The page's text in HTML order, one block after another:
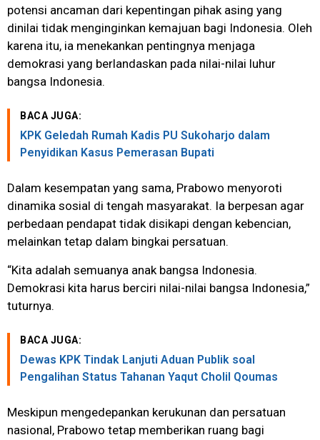
potensi ancaman dari kepentingan pihak asing yang
dinilai tidak menginginkan kemajuan bagi Indonesia. Oleh
karena itu, ia menekankan pentingnya menjaga
demokrasi yang berlandaskan pada nilai-nilai luhur
bangsa Indonesia.
BACA JUGA:
KPK Geledah Rumah Kadis PU Sukoharjo dalam
Penyidikan Kasus Pemerasan Bupati
Dalam kesempatan yang sama, Prabowo menyoroti
dinamika sosial di tengah masyarakat. Ia berpesan agar
perbedaan pendapat tidak disikapi dengan kebencian,
melainkan tetap dalam bingkai persatuan.
“Kita adalah semuanya anak bangsa Indonesia.
Demokrasi kita harus berciri nilai-nilai bangsa Indonesia,”
tuturnya.
BACA JUGA:
Dewas KPK Tindak Lanjuti Aduan Publik soal
Pengalihan Status Tahanan Yaqut Cholil Qoumas
Meskipun mengedepankan kerukunan dan persatuan
nasional, Prabowo tetap memberikan ruang bagi